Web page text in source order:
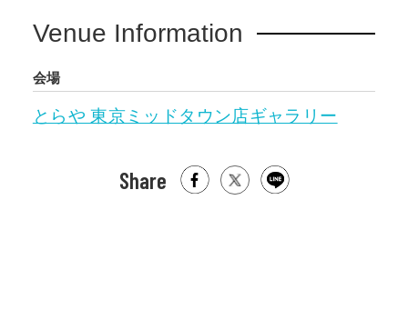
Venue Information
会場
とらや 東京ミッドタウン店ギャラリー
Share